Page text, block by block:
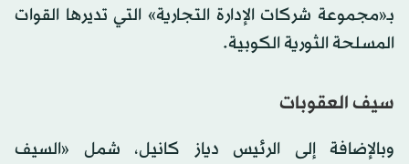
بـ«مجموعة شركات الإدارة التجارية» التي تديرها القوات
المسلحة الثورية الكوبية.
سيف العقوبات
وبالإضافة إلى الرئيس دياز كانيل، شمل «السيف